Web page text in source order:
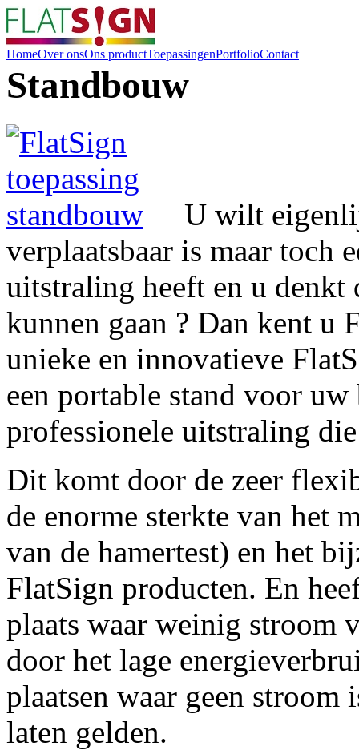
HomeOver onsOns productToepassingenPortfolioContact
Standbouw
U wilt
verplaatsbaar is maar toch
uitstraling heeft en u denkt
kunnen gaan ? Dan kent u
unieke en innovatieve
een portable stand voor
professionele uitstraling
Dit komt door de zeer
de enorme sterkte van het
van de hamertest) en het
FlatSign producten. En
plaats waar weinig stroom
door het lage
plaatsen waar geen
laten gelden.